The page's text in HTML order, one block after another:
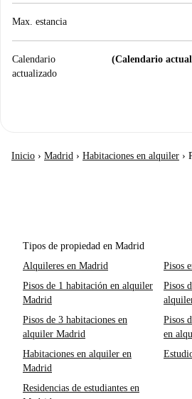
Max. estancia
Calendario
actualizado
(Calendario
Inicio › Madrid › Habitaciones en alquiler ›
Tipos de propiedad en Madrid
Alquileres en Madrid
Pisos
Pisos de 1 habitación en alquiler
Madrid
Pisos
Pisos de 3 habitaciones en
alquiler Madrid
Pisos
en
Habitaciones en alquiler en
Madrid
Residencias de estudiantes en